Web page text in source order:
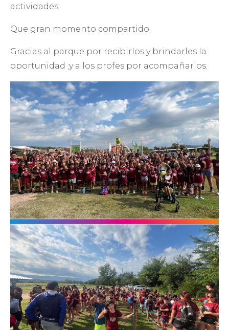
actividades.
Que gran momento compartido.
Gracias al parque por recibirlos y brindarles la
oportunidad ;y a los profes por acompañarlos.